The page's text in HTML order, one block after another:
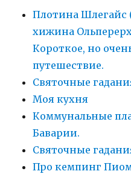
Плотина Шлегайс
хижина
Короткое, но
путешествие.
Святочные
Моя кухня
Коммунальные
Баварии.
Святочные
Про кемпинг